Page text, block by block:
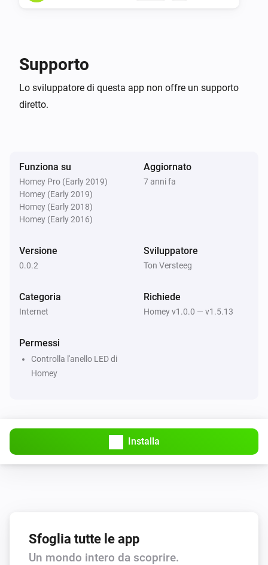
0.0.2
Supporto
Lo sviluppatore di questa app non offre un supporto
diretto.
Funziona su
Homey Pro (Early 2019)
Homey (Early 2019)
Homey (Early 2018)
Homey (Early 2016)
Aggiornato
7 anni fa
Versione
0.0.2
Sviluppatore
Ton Versteeg
Categoria
Internet
Richiede
Homey v1.0.0 — v1.5.13
Permessi
Controlla l'anello LED di
Homey
Installa
Sfoglia tutte le app
Un mondo intero da scoprire.